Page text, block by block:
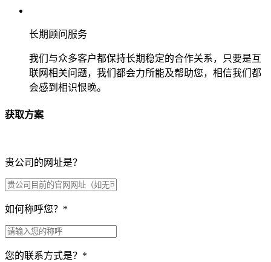
长期顾问服务
我们与众多客户都保持长期稳定的合作关系，只要是互
联网相关问题，我们都会力所能及帮助您，相信我们都
会感到相识恨晚。
获取方案
贵公司的网址是？
如何称呼您？ *
您的联系方式是？ *